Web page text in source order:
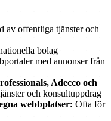
av offentliga tjänster och
bolag
med annonser från
Adecco och
och konsultuppdrag
webbplatser: Ofta för